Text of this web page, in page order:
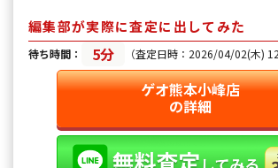
だけました。
編集部が実際に査定に出してみた
待ち時間： 5分 （査定日時：2026/04/02(木)
ゲオ熊本小峰店
の詳細